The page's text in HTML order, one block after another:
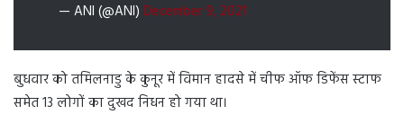
— ANI (@ANI) December 9, 2021
बुधवार को तमिलनाडु के कुनूर में विमान हादसे में चीफ ऑफ डिफेंस स्टाफ
समेत 13 लोगों का दुखद निधन हो गया था।